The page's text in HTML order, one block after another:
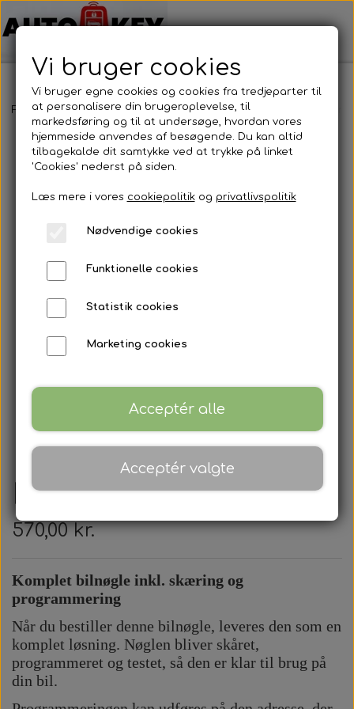
Forside Bilnøgler Honda Alm. Bilnøgler
Honda - Alm. Bilnøgle
570,00 kr.
Komplet bilnøgle inkl. skæring og
programmering
Når du bestiller denne bilnøgle, leveres den som en
komplet løsning. Nøglen bliver skåret,
programmeret og testet, så den er klar til brug på
din bil.
Vi bruger cookies
Vi bruger egne cookies og cookies fra tredjeparter til
at personalisere din brugeroplevelse, til
markedsføring og til at undersøge, hvordan vores
hjemmeside anvendes af besøgende. Du kan altid
tilbagekalde dit samtykke ved at trykke på linket
'Cookies' nederst på siden.
Læs mere i vores cookiepolitikog privatlivspolitik
Nødvendige cookies
Funktionelle cookies
Statistik cookies
Marketing cookies
Acceptér alle
Acceptér valgte